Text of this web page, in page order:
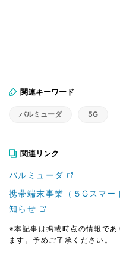
関連キーワード
バルミューダ 5G
関連リンク
バルミューダ
携帯端末事業（５Gスマー
知らせ
※本記事は掲載時点の情報で
ます。予めご了承ください。